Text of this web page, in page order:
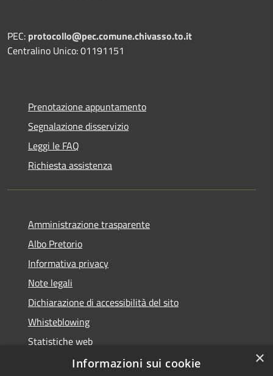
PEC: protocollo@pec.comune.chivasso.to.it
Centralino Unico: 01191151
Prenotazione appuntamento
Segnalazione disservizio
Leggi le FAQ
Richiesta assistenza
Amministrazione trasparente
Albo Pretorio
Informativa privacy
Note legali
Dichiarazione di accessibilità del sito
Whisteblowing
Statistiche web
Segnalazioni di non conformità
×
Informazioni sui cookie